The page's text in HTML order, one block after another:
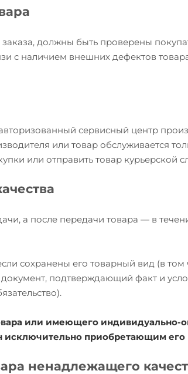
должны быть проверены
с наличием внешних дефектов
сервисный центр
или товар обслуживается
или отправить товар курьерской
а после передачи товара — в
сохранены его товарный вид (в том
документ, подтверждающий факт и
или имеющего индивидуально-
исключительно приобретающим
ненадлежащего